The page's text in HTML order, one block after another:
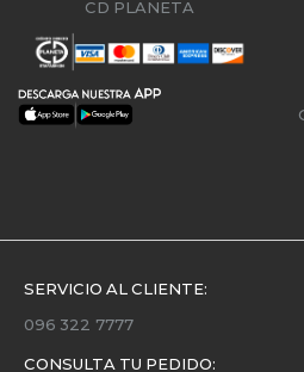
CD PLANETA
SERVICIO AL CLIENTE:
096 322 7777
CONSULTA TU PEDIDO: